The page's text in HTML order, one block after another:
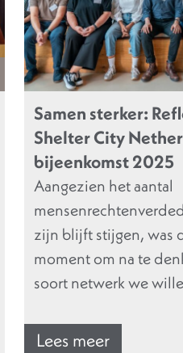
Samen sterker:
Shelter City
bijeenkomst 2025
Aangezien het aantal
zijn blijft stijgen, was
moment om na te
soort netwerk we
Lees meer